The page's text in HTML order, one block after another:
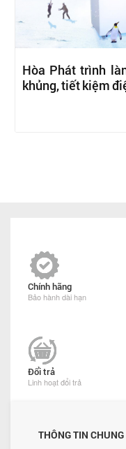
Hòa Phát trình
khủng, tiết kiệm
Chính hãng
Bảo hành dài hạn
Đổi trả
Linh hoạt đổi trả
THÔNG TIN CHUNG